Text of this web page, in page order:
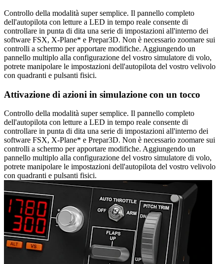
Controllo della modalità super semplice. Il pannello completo
dell'autopilota con letture a LED in tempo reale consente di
controllare in punta di dita una serie di impostazioni all'interno dei
software FSX, X-Plane* e Prepar3D. Non è necessario zoomare sui
controlli a schermo per apportare modifiche. Aggiungendo un
pannello multiplo alla configurazione del vostro simulatore di volo,
potrete manipolare le impostazioni dell'autopilota del vostro velivolo
con quadranti e pulsanti fisici.
Attivazione di azioni in simulazione con un tocco
Controllo della modalità super semplice. Il pannello completo
dell'autopilota con letture a LED in tempo reale consente di
controllare in punta di dita una serie di impostazioni all'interno dei
software FSX, X-Plane* e Prepar3D. Non è necessario zoomare sui
controlli a schermo per apportare modifiche. Aggiungendo un
pannello multiplo alla configurazione del vostro simulatore di volo,
potrete manipolare le impostazioni dell'autopilota del vostro velivolo
con quadranti e pulsanti fisici.